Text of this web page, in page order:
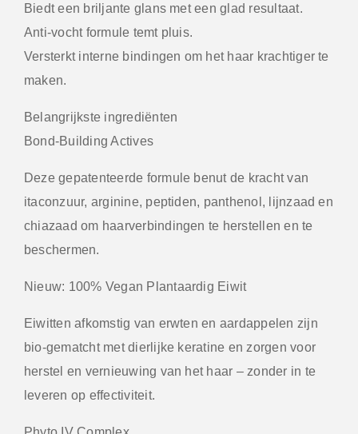
Biedt een briljante glans met een glad resultaat.
Anti-vocht formule temt pluis.
Versterkt interne bindingen om het haar krachtiger te
maken.
Belangrijkste ingrediënten
Bond-Building Actives
Deze gepatenteerde formule benut de kracht van
itaconzuur, arginine, peptiden, panthenol, lijnzaad en
chiazaad om haarverbindingen te herstellen en te
beschermen.
Nieuw: 100% Vegan Plantaardig Eiwit
Eiwitten afkomstig van erwten en aardappelen zijn
bio-gematcht met dierlijke keratine en zorgen voor
herstel en vernieuwing van het haar – zonder in te
leveren op effectiviteit.